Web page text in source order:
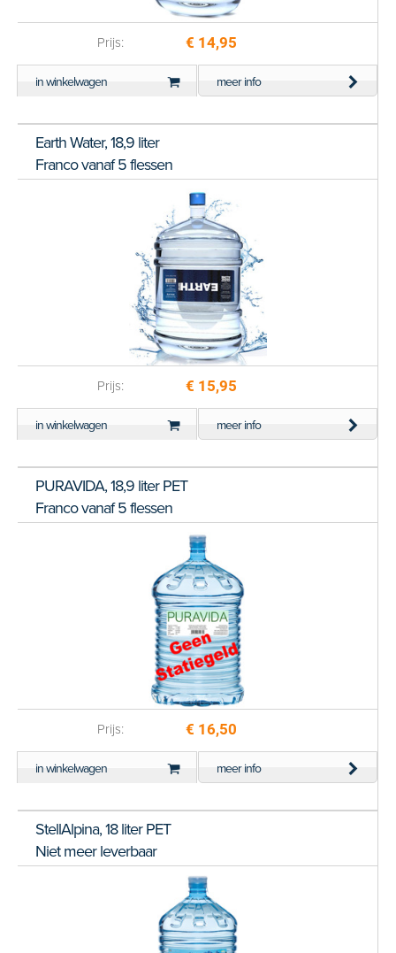
Prijs: € 14,95
in winkelwagen meer info
Earth Water, 18,9 liter
Franco vanaf 5 flessen
Prijs: € 15,95
in winkelwagen meer info
PURAVIDA, 18,9 liter PET
Franco vanaf 5 flessen
Prijs: € 16,50
in winkelwagen meer info
StellAlpina, 18 liter PET
Niet meer leverbaar